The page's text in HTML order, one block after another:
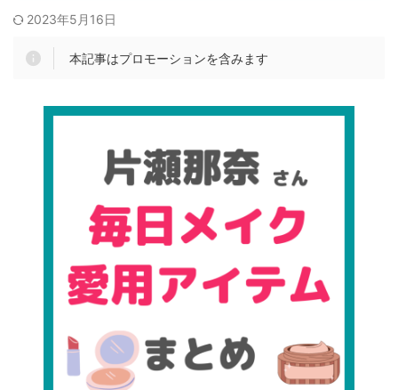
2023年5月16日
本記事はプロモーションを含みます